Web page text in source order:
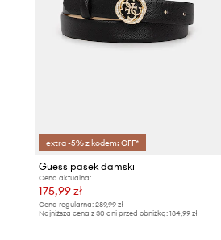
extra -5% z kodem: OFF*
Guess pasek damski
Cena aktualna:
175,99 zł
Cena regularna: 289,99 zł
Najniższa cena z 30 dni przed obniżką: 184,99 zł